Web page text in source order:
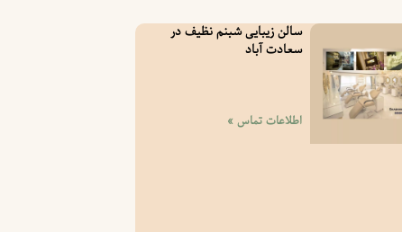
سالن زیبایی شبنم نظیف در
سعادت آباد
اطلاعات تماس »